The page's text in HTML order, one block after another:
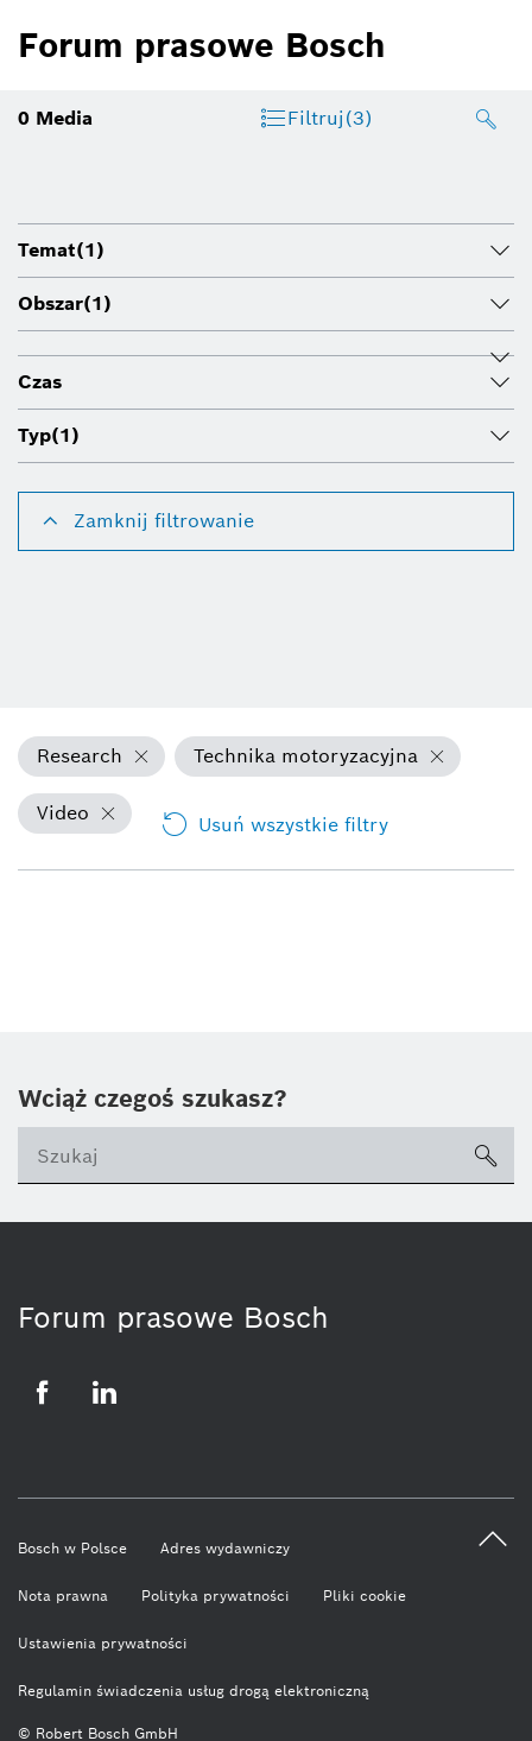
Forum prasowe Bosch
0 Media Filtruj(3)
Temat(1)
Obszar(1)
Czas
Typ(1)
Zamknij filtrowanie
Research Technika motoryzacyjna
Video Usuń wszystkie filtry
Wciąż czegoś szukasz?
Forum prasowe Bosch
© Robert Bosch GmbH
Bosch w Polsce Adres wydawniczy
Nota prawna Polityka prywatności Pliki cookie
Ustawienia prywatności
Regulamin świadczenia usług drogą elektroniczną